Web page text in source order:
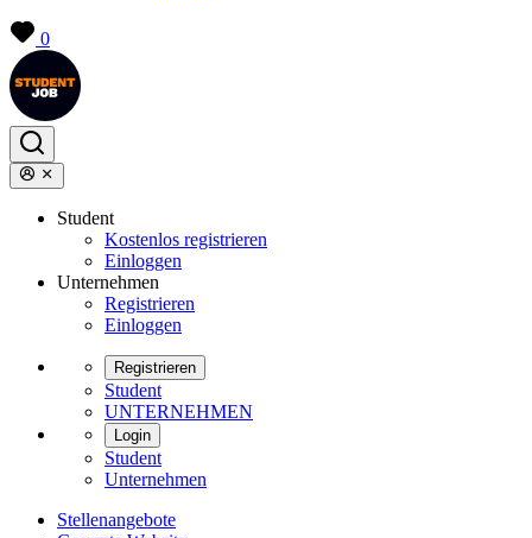
0
Student
Kostenlos registrieren
Einloggen
Unternehmen
Registrieren
Einloggen
Registrieren
Student
UNTERNEHMEN
Login
Student
Unternehmen
Stellenangebote